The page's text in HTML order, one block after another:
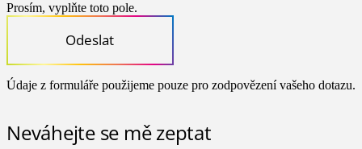
Prosím, vyplňte toto pole.
Odeslat
Údaje z formuláře použijeme pouze pro zodpovězení vašeho dotazu.
Neváhejte se mě zeptat